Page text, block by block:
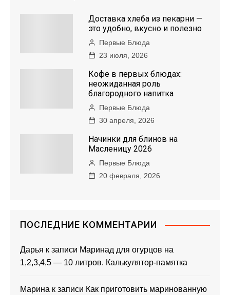
Доставка хлеба из пекарни —
это удобно, вкусно и полезно
Первые Блюда
23 июля, 2026
Кофе в первых блюдах:
неожиданная роль
благородного напитка
Первые Блюда
30 апреля, 2026
Начинки для блинов на
Масленицу 2026
Первые Блюда
20 февраля, 2026
ПОСЛЕДНИЕ КОММЕНТАРИИ
Дарья к записи Маринад для огурцов на
1,2,3,4,5 — 10 литров. Калькулятор-памятка
Марина к записи Как приготовить маринованную